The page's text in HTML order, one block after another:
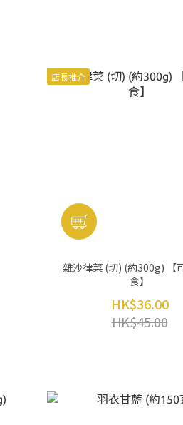
店長推介
雜沙律菜 (切) (約300g) 【
食】
HK$36.00
HK$45.00